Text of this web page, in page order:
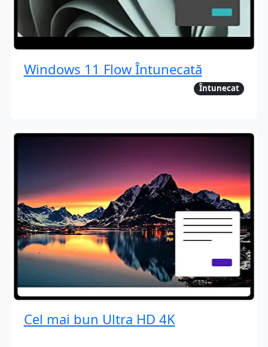
Windows 11 Flow Întunecată
Întunecat
Cel mai bun Ultra HD 4K